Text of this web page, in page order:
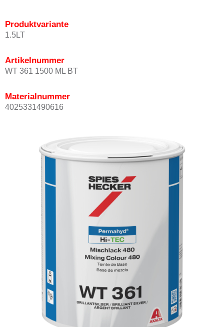
Produktvariante
1.5LT
Artikelnummer
WT 361 1500 ML BT
Materialnummer
4025331490616